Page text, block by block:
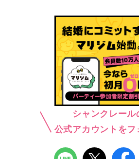
シャンクレール
公式アカウントをフ